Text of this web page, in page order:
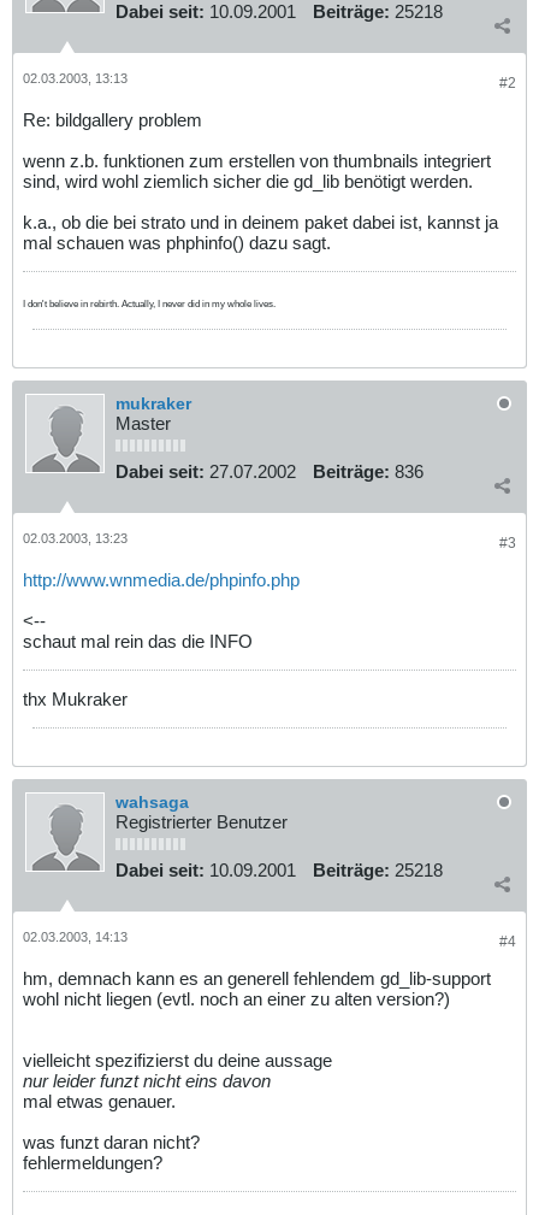
Dabei seit: 10.09.2001 Beiträge: 25218
#2
02.03.2003, 13:13
Re: bildgallery problem
wenn z.b. funktionen zum erstellen von thumbnails integriert
sind, wird wohl ziemlich sicher die gd_lib benötigt werden.
k.a., ob die bei strato und in deinem paket dabei ist, kannst ja
mal schauen was phphinfo() dazu sagt.
I don't believe in rebirth. Actually, I never did in my whole lives.
mukraker
Master
Dabei seit: 27.07.2002 Beiträge: 836
#3
02.03.2003, 13:23
http://www.wnmedia.de/phpinfo.php
<--
schaut mal rein das die INFO
thx Mukraker
wahsaga
Registrierter Benutzer
Dabei seit: 10.09.2001 Beiträge: 25218
#4
02.03.2003, 14:13
hm, demnach kann es an generell fehlendem gd_lib-support
wohl nicht liegen (evtl. noch an einer zu alten version?)
vielleicht spezifizierst du deine aussage
nur leider funzt nicht eins davon
mal etwas genauer.
was funzt daran nicht?
fehlermeldungen?